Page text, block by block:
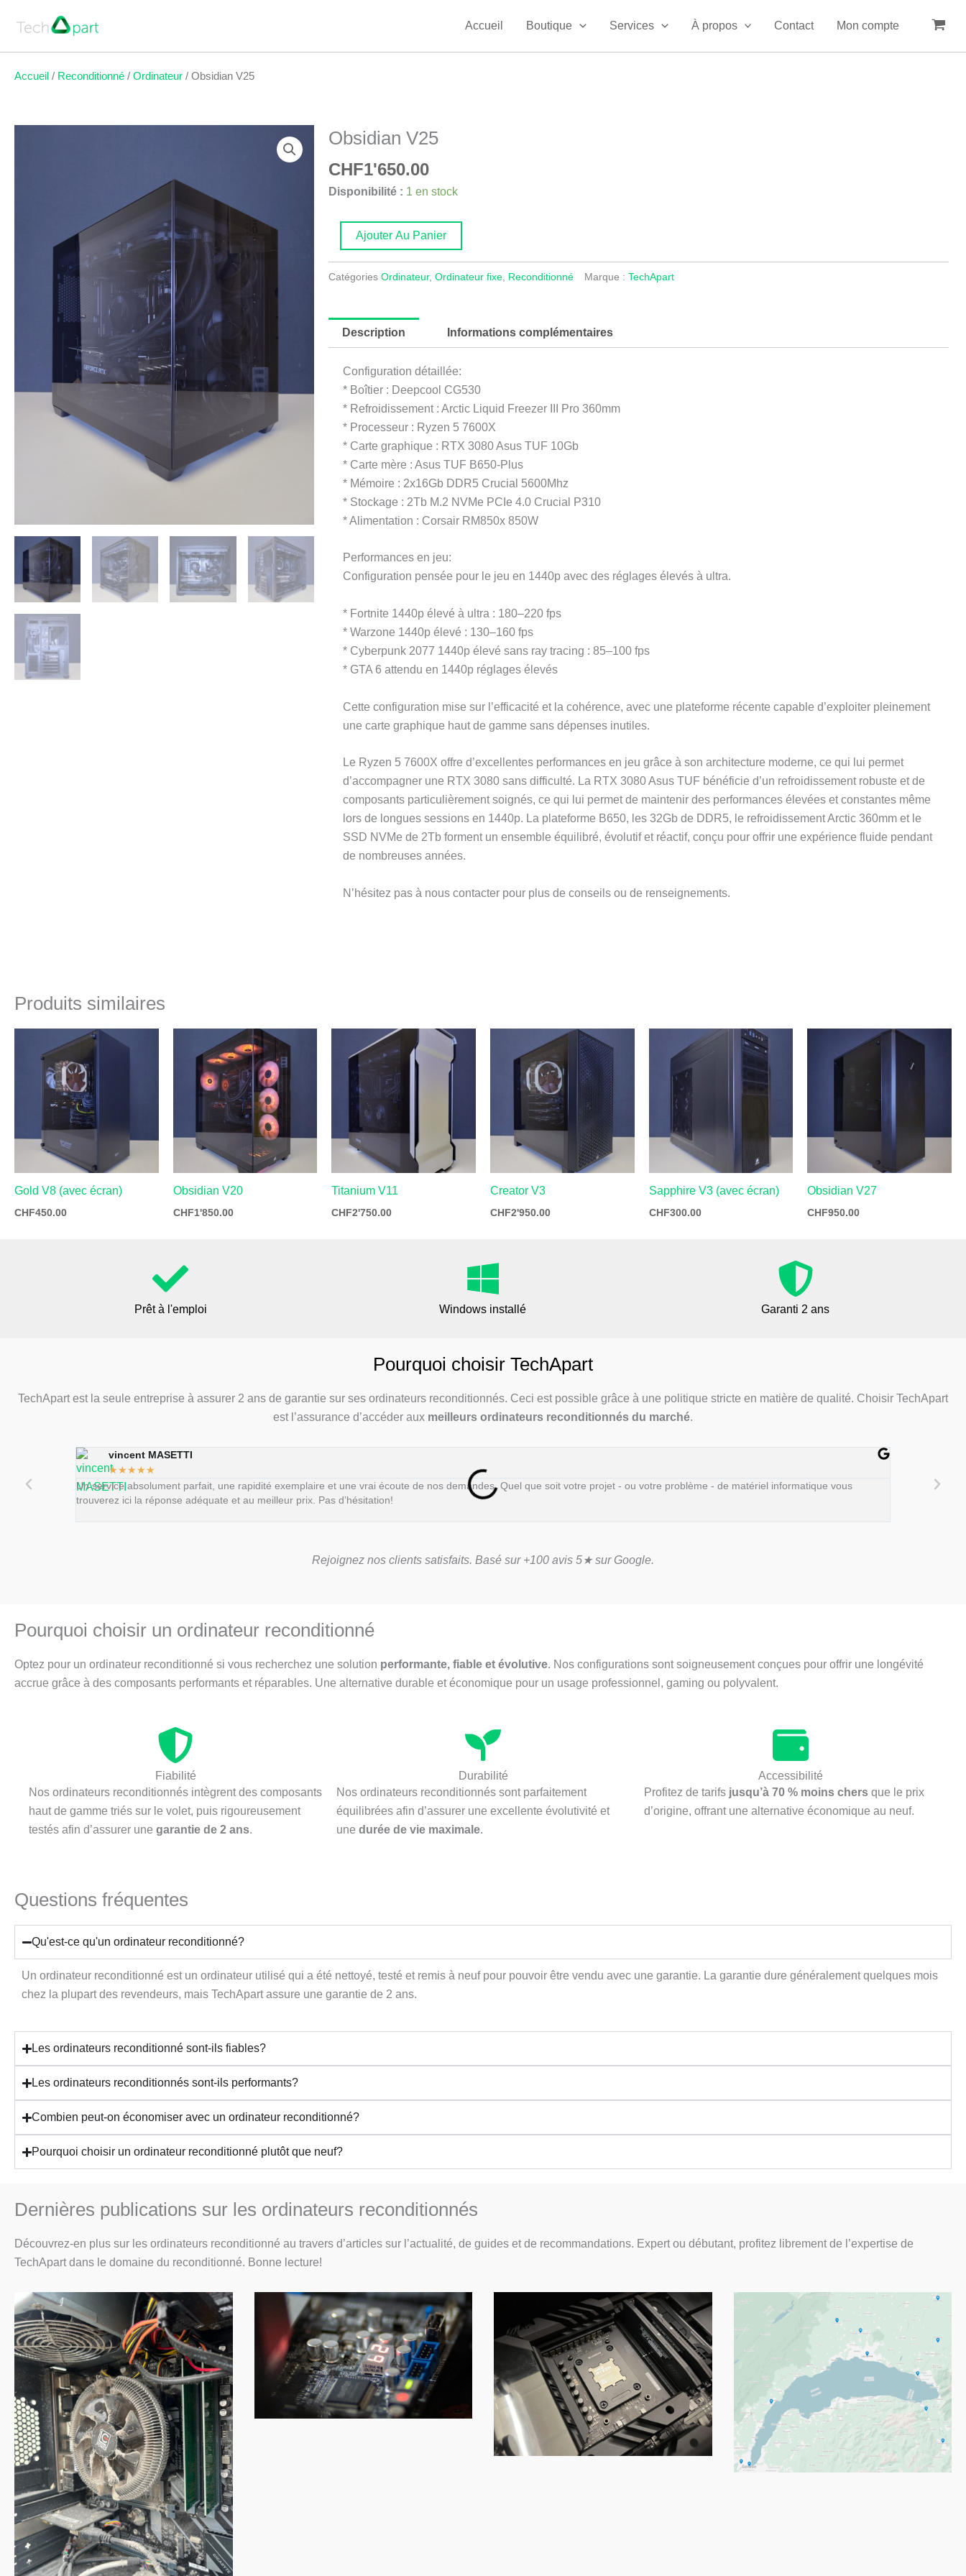
Accueil Boutique Services À propos Contact Mon compte
Accueil / Reconditionné / Ordinateur / Obsidian V25
Obsidian V25
CHF1'650.00
Disponibilité : 1 en stock
quantité
Obsidian
V25
Ajouter Au Panier
Catégories Ordinateur, Ordinateur fixe, Reconditionné Marque : TechApart
Description Informations complémentaires
Configuration détaillée:
* Boîtier : Deepcool CG530
* Refroidissement : Arctic Liquid Freezer III Pro 360mm
* Processeur : Ryzen 5 7600X
* Carte graphique : RTX 3080 Asus TUF 10Gb
* Carte mère : Asus TUF B650-Plus
* Mémoire : 2x16Gb DDR5 Crucial 5600Mhz
* Stockage : 2Tb M.2 NVMe PCIe 4.0 Crucial P310
* Alimentation : Corsair RM850x 850W
Performances en jeu:
Configuration pensée pour le jeu en 1440p avec des réglages élevés à ultra.
* Fortnite 1440p élevé à ultra : 180–220 fps
* Warzone 1440p élevé : 130–160 fps
* Cyberpunk 2077 1440p élevé sans ray tracing : 85–100 fps
* GTA 6 attendu en 1440p réglages élevés
Cette configuration mise sur l’efficacité et la cohérence, avec une plateforme récente capable d’exploiter pleinement
une carte graphique haut de gamme sans dépenses inutiles.
Le Ryzen 5 7600X offre d’excellentes performances en jeu grâce à son architecture moderne, ce qui lui permet
d’accompagner une RTX 3080 sans difficulté. La RTX 3080 Asus TUF bénéficie d’un refroidissement robuste et de
composants particulièrement soignés, ce qui lui permet de maintenir des performances élevées et constantes même
lors de longues sessions en 1440p. La plateforme B650, les 32Gb de DDR5, le refroidissement Arctic 360mm et le
SSD NVMe de 2Tb forment un ensemble équilibré, évolutif et réactif, conçu pour offrir une expérience fluide pendant
de nombreuses années.
N’hésitez pas à nous contacter pour plus de conseils ou de renseignements.
Produits similaires
Gold V8 (avec écran)
CHF450.00
Obsidian V20
CHF1'850.00
Titanium V11
CHF2'750.00
Creator V3
CHF2'950.00
Sapphire V3 (avec écran)
CHF300.00
Obsidian V27
CHF950.00
Prêt à l'emploi Windows installé Garanti 2 ans
Pourquoi choisir TechApart
TechApart est la seule entreprise à assurer 2 ans de garantie sur ses ordinateurs reconditionnés. Ceci est possible grâce à une politique stricte en matière de qualité. Choisir TechApart
est l’assurance d’accéder aux meilleurs ordinateurs reconditionnés du marché.
vincent MASETTI
★★★★★
Un service absolument parfait, une rapidité exemplaire et une vrai écoute de nos demandes. Quel que soit votre projet - ou votre problème - de matériel informatique vous
trouverez ici la réponse adéquate et au meilleur prix. Pas d’hésitation!
L´immeuble
Rejoignez nos clients satisfaits. Basé sur +100 avis 5★ sur Google.
Pourquoi choisir un ordinateur reconditionné
Optez pour un ordinateur reconditionné si vous recherchez une solution performante, fiable et évolutive. Nos configurations sont soigneusement conçues pour offrir une longévité
accrue grâce à des composants performants et réparables. Une alternative durable et économique pour un usage professionnel, gaming ou polyvalent.
Fiabilité
Nos ordinateurs reconditionnés intègrent des composants
haut de gamme triés sur le volet, puis rigoureusement
testés afin d’assurer une garantie de 2 ans.
Durabilité
Nos ordinateurs reconditionnés sont parfaitement
équilibrées afin d’assurer une excellente évolutivité et
une durée de vie maximale.
Accessibilité
Profitez de tarifs jusqu’à 70 % moins chers que le prix
d’origine, offrant une alternative économique au neuf.
Questions fréquentes
Qu'est-ce qu'un ordinateur reconditionné?
Un ordinateur reconditionné est un ordinateur utilisé qui a été nettoyé, testé et remis à neuf pour pouvoir être vendu avec une garantie. La garantie dure généralement quelques mois
chez la plupart des revendeurs, mais TechApart assure une garantie de 2 ans.
Les ordinateurs reconditionné sont-ils fiables?
Les ordinateurs reconditionnés sont-ils performants?
Combien peut-on économiser avec un ordinateur reconditionné?
Pourquoi choisir un ordinateur reconditionné plutôt que neuf?
Dernières publications sur les ordinateurs reconditionnés
Découvrez-en plus sur les ordinateurs reconditionné au travers d’articles sur l’actualité, de guides et de recommandations. Expert ou débutant, profitez librement de l’expertise de
TechApart dans le domaine du reconditionné. Bonne lecture!
PagePage